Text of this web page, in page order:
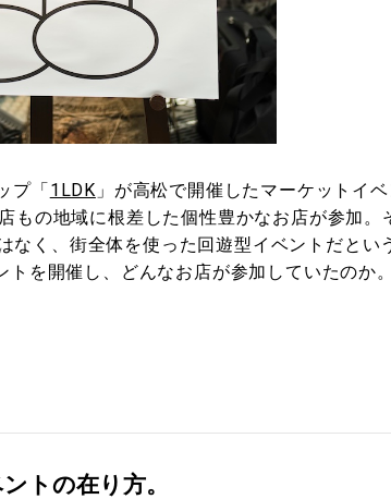
プ「1LDK 」が高松で開催したマーケットイベ
もの地域に根差した個性豊かなお店が参加。
く、街全体を使った回遊型イベントだとい
を開催し、どんなお店が参加していたのか
トの在り方。